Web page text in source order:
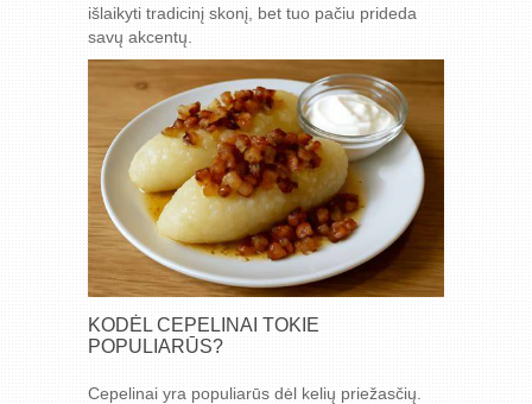
išlaikyti tradicinį skonį, bet tuo pačiu prideda
savų akcentų.
KODĖL CEPELINAI TOKIE
POPULIARŪS?
Cepelinai yra populiarūs dėl kelių priežasčių.